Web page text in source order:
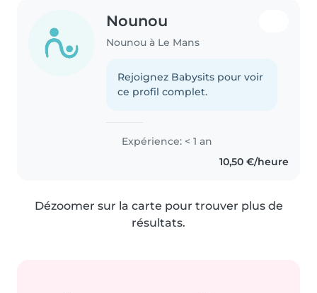
Nounou
Nounou à Le Mans
Rejoignez Babysits pour voir
ce profil complet.
Expérience: < 1 an
10,50 €/heure
Dézoomer sur la carte pour trouver plus de
résultats.